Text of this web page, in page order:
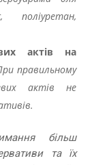
поліуретан,
актів на
правильному
актів не
більш
та їх